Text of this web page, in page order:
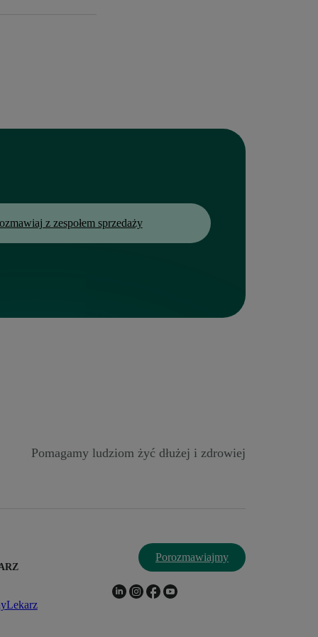
z zespołem sprzedaży
Pomagamy ludziom żyć dłużej i zdrowiej
Porozmawiajmy